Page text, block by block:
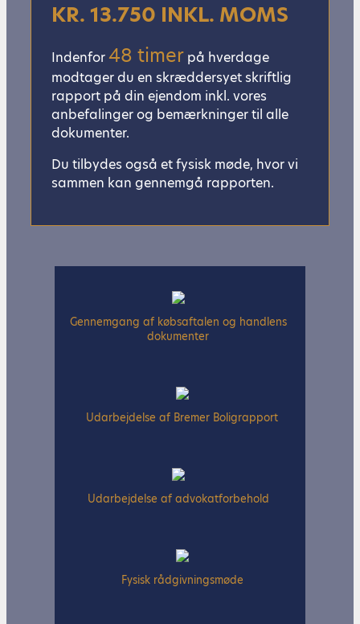
KR. 13.750 INKL. MOMS
Indenfor48 timer på hverdage
modtager du en skræddersyet skriftlig
rapport på din ejendom inkl. vores
anbefalinger og bemærkninger til alle
dokumenter.
Du tilbydes også et fysisk møde, hvor vi
sammen kan gennemgå rapporten.
Gennemgang af købsaftalen og handlens
dokumenter
Udarbejdelse af Bremer Boligrapport
Udarbejdelse af advokatforbehold
Fysisk rådgivningsmøde